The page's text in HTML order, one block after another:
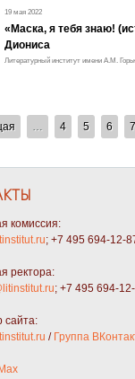
19 мая 2022
«Маска, я тебя знаю!
Диониса
Литературный институт имени А.М.
4 5 6 7
комиссия:
; +7 495 694-12-
ректора:
; +7 495 694-
сайта:
/ Группа